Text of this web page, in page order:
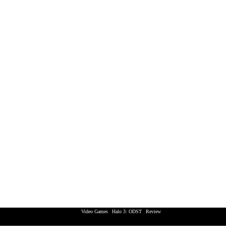
Video Games Halo 3: ODST
Review